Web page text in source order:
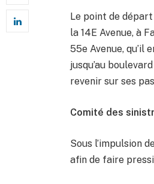
Le point de
la 14E Avenue, à
55e Avenue, qu’il
jusqu’au
revenir sur ses
Comité des
Sous l’impulsion
afin de faire